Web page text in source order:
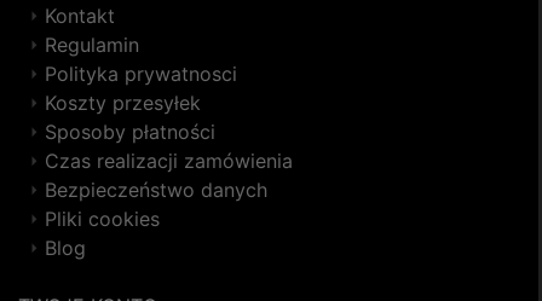
Kontakt
Regulamin
Polityka prywatnosci
Koszty przesyłek
Sposoby płatności
Czas realizacji zamówienia
Bezpieczeństwo danych
Pliki cookies
Blog